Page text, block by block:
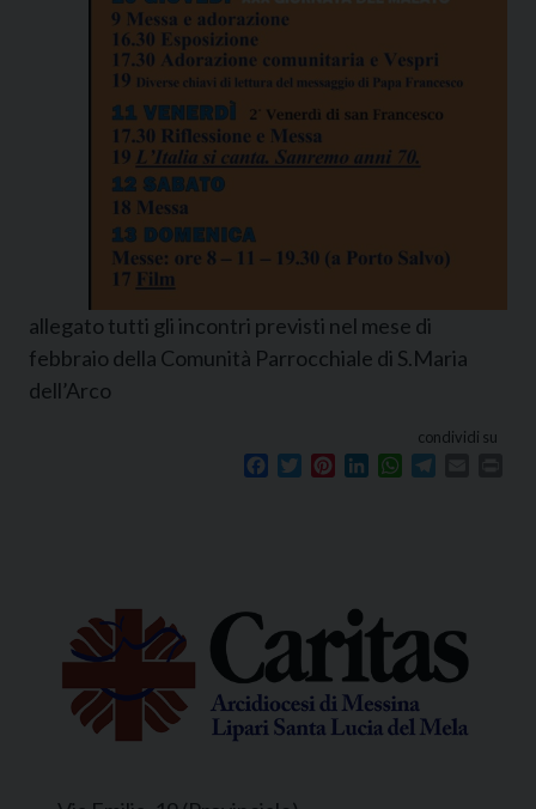
allegato tutti gli incontri previsti nel mese di
febbraio della Comunità Parrocchiale di S.Maria
dell’Arco
condividi su
Facebook
TwitterPinterestLinkedInWhatsApp